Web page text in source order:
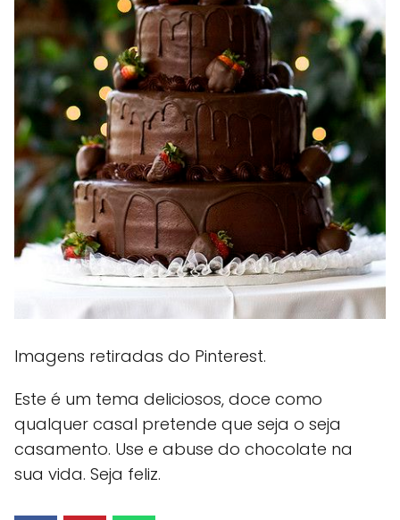
Imagens retiradas do Pinterest.
Este é um tema deliciosos, doce como
qualquer casal pretende que seja o seja
casamento. Use e abuse do chocolate na
sua vida. Seja feliz.